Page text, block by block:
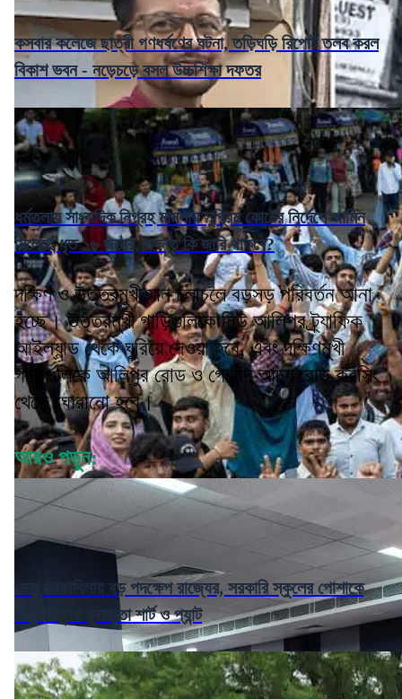
কসবার কলেজে ছাত্রী গণধর্ষণের ঘটনা, তড়িঘড়ি রিপোর্ট তলব করল
বিকাশ ভবন - নড়েচড়ে বসল উচ্চশিক্ষা দফতর
ধর্মতলায় সাংবাদিক নিগ্রহ মামলায় সুপ্রিম কোর্টের নির্দেশে জামিন
মিলেছে ধৃত ১৬ জনের, তদন্ত কি জারি থাকবে?
দক্ষিণ ও উত্তরমুখী যান চলাচলে বড়সড় পরিবর্তন আনা
হচ্ছে। উত্তরমুখী গাড়িগুলিকে নিউ আলিপুর ট্র্যাফিক
আইল্যান্ড থেকে ঘুরিয়ে দেওয়া হবে, এবং দক্ষিণমুখী
গাড়িগুলিকে আলিপুর রোড ও গোবিন্দ আঢ্য রোড ক্রসিং
থেকে ঘোরানো হবে।
আরও পড়ুন:
ডেঙ্গু মোকাবিলায় বড় পদক্ষেপ রাজ্যের, সরকারি স্কুলের পোশাকে
বাধ্যতামূলক ফুলহাতা শার্ট ও প্যান্ট